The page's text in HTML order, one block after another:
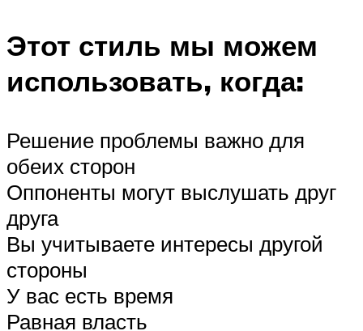
Этот стиль мы можем
использовать, когда:
Решение проблемы важно для
обеих сторон
Оппоненты могут выслушать друг
друга
Вы учитываете интересы другой
стороны
У вас есть время
Равная власть